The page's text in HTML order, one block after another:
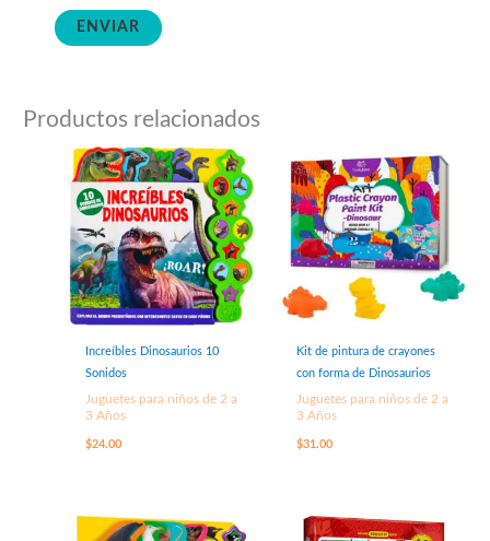
Productos relacionados
Increíbles Dinosaurios 10
Sonidos
Juguetes para niños de 2 a
3 Años
$24.00
Kit de pintura de crayones
con forma de Dinosaurios
Juguetes para niños de 2 a
3 Años
$31.00